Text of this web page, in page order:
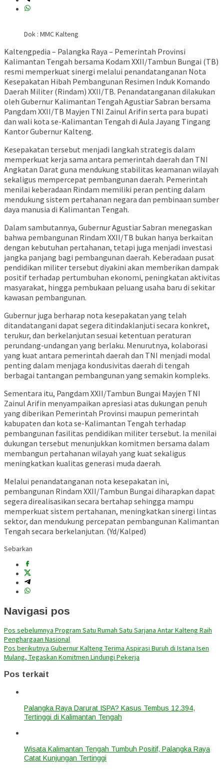
Dok : MMC Kalteng
Kaltengpedia – Palangka Raya – Pemerintah Provinsi
Kalimantan Tengah bersama Kodam XXII/Tambun Bungai (TB)
resmi memperkuat sinergi melalui penandatanganan Nota
Kesepakatan Hibah Pembangunan Resimen Induk Komando
Daerah Militer (Rindam) XXII/TB. Penandatanganan dilakukan
oleh Gubernur Kalimantan Tengah Agustiar Sabran bersama
Pangdam XXII/TB Mayjen TNI Zainul Arifin serta para bupati
dan wali kota se-Kalimantan Tengah di Aula Jayang Tingang
Kantor Gubernur Kalteng.
Kesepakatan tersebut menjadi langkah strategis dalam
memperkuat kerja sama antara pemerintah daerah dan TNI
Angkatan Darat guna mendukung stabilitas keamanan wilayah
sekaligus mempercepat pembangunan daerah. Pemerintah
menilai keberadaan Rindam memiliki peran penting dalam
mendukung sistem pertahanan negara dan pembinaan sumber
daya manusia di Kalimantan Tengah.
Dalam sambutannya, Gubernur Agustiar Sabran menegaskan
bahwa pembangunan Rindam XXII/TB bukan hanya berkaitan
dengan kebutuhan pertahanan, tetapi juga menjadi investasi
jangka panjang bagi pembangunan daerah. Keberadaan pusat
pendidikan militer tersebut diyakini akan memberikan dampak
positif terhadap pertumbuhan ekonomi, peningkatan aktivitas
masyarakat, hingga pembukaan peluang usaha baru di sekitar
kawasan pembangunan.
Gubernur juga berharap nota kesepakatan yang telah
ditandatangani dapat segera ditindaklanjuti secara konkret,
terukur, dan berkelanjutan sesuai ketentuan peraturan
perundang-undangan yang berlaku. Menurutnya, kolaborasi
yang kuat antara pemerintah daerah dan TNI menjadi modal
penting dalam menjaga kondusivitas daerah di tengah
berbagai tantangan pembangunan yang semakin kompleks.
Sementara itu, Pangdam XXII/Tambun Bungai Mayjen TNI
Zainul Arifin menyampaikan apresiasi atas dukungan penuh
yang diberikan Pemerintah Provinsi maupun pemerintah
kabupaten dan kota se-Kalimantan Tengah terhadap
pembangunan fasilitas pendidikan militer tersebut. Ia menilai
dukungan tersebut menunjukkan komitmen bersama dalam
membangun pertahanan wilayah yang kuat sekaligus
meningkatkan kualitas generasi muda daerah.
Melalui penandatanganan nota kesepakatan ini,
pembangunan Rindam XXII/Tambun Bungai diharapkan dapat
segera direalisasikan secara bertahap sehingga mampu
memperkuat sistem pertahanan, meningkatkan sinergi lintas
sektor, dan mendukung percepatan pembangunan Kalimantan
Tengah secara berkelanjutan. (Yd/Kalped)
Sebarkan
Navigasi pos
Pos sebelumnya Program Satu Rumah Satu Sarjana Antar Kalteng Raih
Penghargaan Nasional
Pos berikutnya Gubernur Kalteng Terima Aspirasi Buruh di Istana Isen
Mulang, Tegaskan Komitmen Lindungi Pekerja
Pos terkait
Palangka Raya Darurat ISPA? Kasus Tembus 12.394,
Tertinggi di Kalimantan Tengah
Wisata Kalimantan Tengah Tumbuh Positif, Palangka Raya
Catat Kunjungan Tertinggi